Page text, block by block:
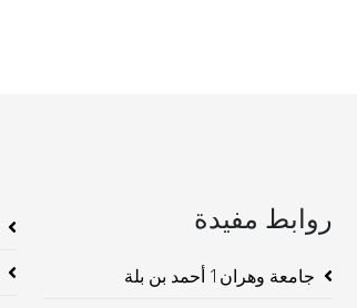
روابط مفيدة
جامعة وهران1 أحمد بن بلة